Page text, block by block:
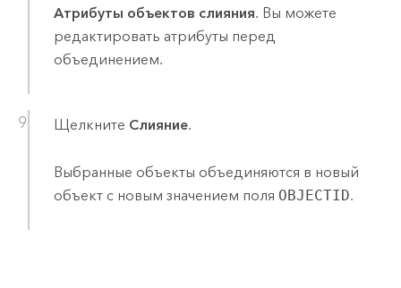
Атрибуты объектов слияния. Вы можете
редактировать атрибуты перед
объединением.
Щелкните Слияние.
Выбранные объекты объединяются в новый
объект с новым значением поля OBJECTID.